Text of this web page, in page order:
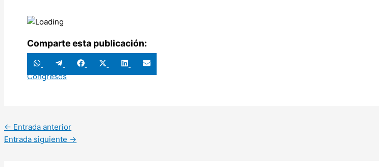
Comparte esta publicación:
Compartir
en
WhatsApp
Compartir
en
Telegram
Compartir
en
Facebook
Compartir
en
X
Compartir
en
LinkedIn
Compartir
en
Email
Congresos
← Entrada anterior
Entrada siguiente →